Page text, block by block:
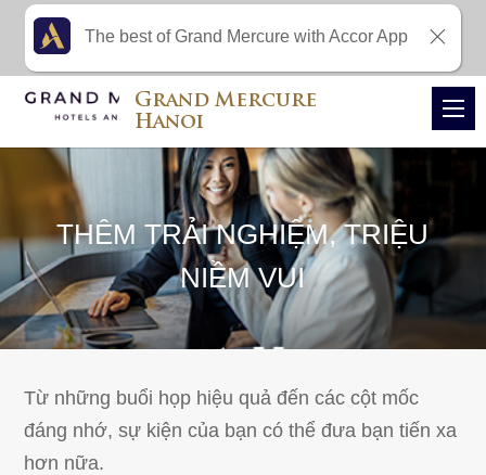
THÊM TRẢI NGHIỆM, TRIỆU
NIỀM VUI
Từ những buổi họp hiệu quả đến các cột mốc
đáng nhớ, sự kiện của bạn có thể đưa bạn tiến xa
hơn nữa.
Grand Mercure
Hanoi
The best of Grand Mercure with Accor App